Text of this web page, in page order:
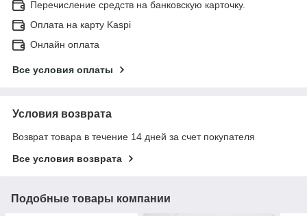
Перечисление средств на банковскую карточку.
Оплата на карту Kaspi
Онлайн оплата
Все условия оплаты
Условия возврата
Возврат товара в течение 14 дней за счет покупателя
Все условия возврата
Подобные товары компании